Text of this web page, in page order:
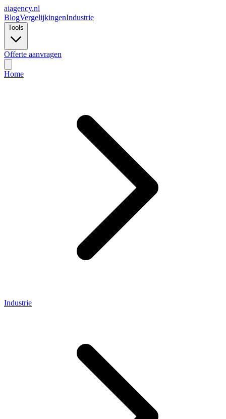
aiagency.nl
BlogVergelijkingenIndustrie
Tools
Offerte aanvragen
Home
Industrie